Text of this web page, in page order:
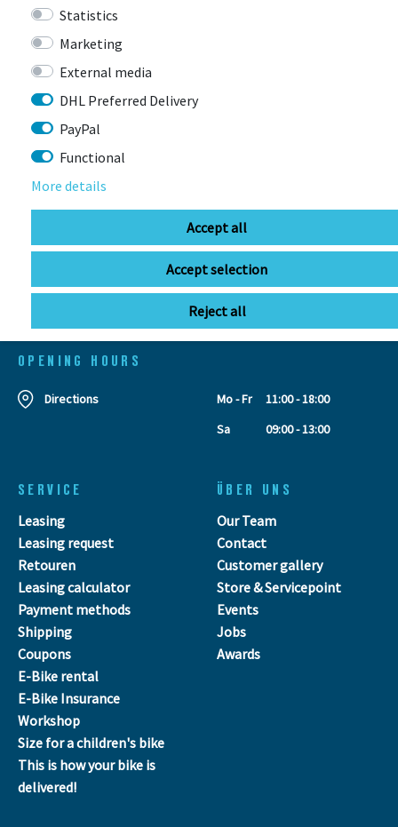
CONTACT
Stuttgarter Str. 72 78628 Rottweil-
OPENING HOURS
Directions Mo - Fr
11:00 - 18:00
Sa
09:00 - 13:00
SERVICE
Leasing
Leasing request
Retouren
Leasing calculator
Payment methods
Shipping
Coupons
E-Bike rental
E-Bike Insurance
Workshop
Size for a children's bike
This is how your bike is
delivered!
ÜBER UNS
Our Team
Contact
Customer gallery
Store & Servicepoint
Events
Jobs
Awards
Statistics
Marketing
External media
DHL Preferred Delivery
PayPal
Functional
More details
Accept all
Accept selection
Reject all